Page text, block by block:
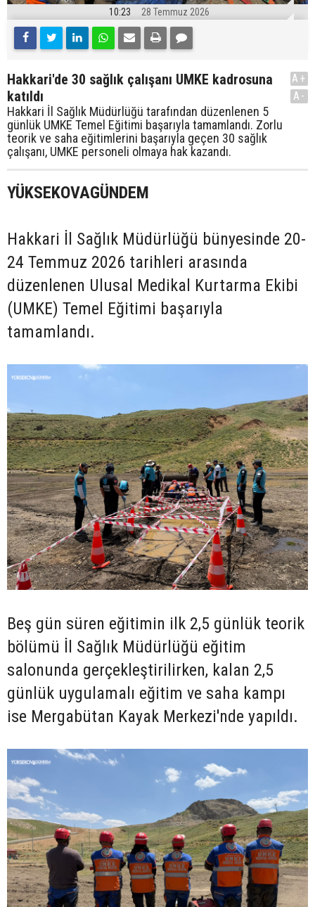
10:23 28 Temmuz 2026
Hakkari'de 30 sağlık çalışanı UMKE kadrosuna
katıldı
Hakkari İl Sağlık Müdürlüğü tarafından düzenlenen 5
günlük UMKE Temel Eğitimi başarıyla tamamlandı. Zorlu
teorik ve saha eğitimlerini başarıyla geçen 30 sağlık
çalışanı, UMKE personeli olmaya hak kazandı.
A+
A-
YÜKSEKOVAGÜNDEM
Hakkari İl Sağlık Müdürlüğü bünyesinde 20-
24 Temmuz 2026 tarihleri arasında
düzenlenen Ulusal Medikal Kurtarma Ekibi
(UMKE) Temel Eğitimi başarıyla
tamamlandı.
Beş gün süren eğitimin ilk 2,5 günlük teorik
bölümü İl Sağlık Müdürlüğü eğitim
salonunda gerçekleştirilirken, kalan 2,5
günlük uygulamalı eğitim ve saha kampı
ise Mergabütan Kayak Merkezi'nde yapıldı.